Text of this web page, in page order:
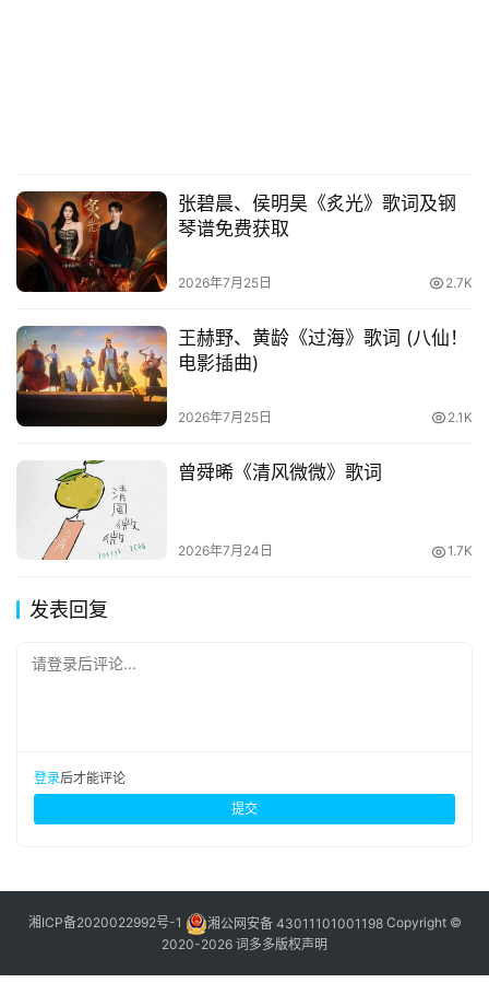
张碧晨、侯明昊《炙光》歌词及钢
琴谱免费获取
2026年7月25日 2.7K
王赫野、黄龄《过海》歌词 (八仙！
电影插曲)
2026年7月25日 2.1K
曾舜晞《清风微微》歌词
2026年7月24日 1.7K
发表回复
请登录后评论...
登录后才能评论
提交
湘ICP备2020022992号-1 湘公网安备 43011101001198Copyright ©
2020-2026 词多多版权声明